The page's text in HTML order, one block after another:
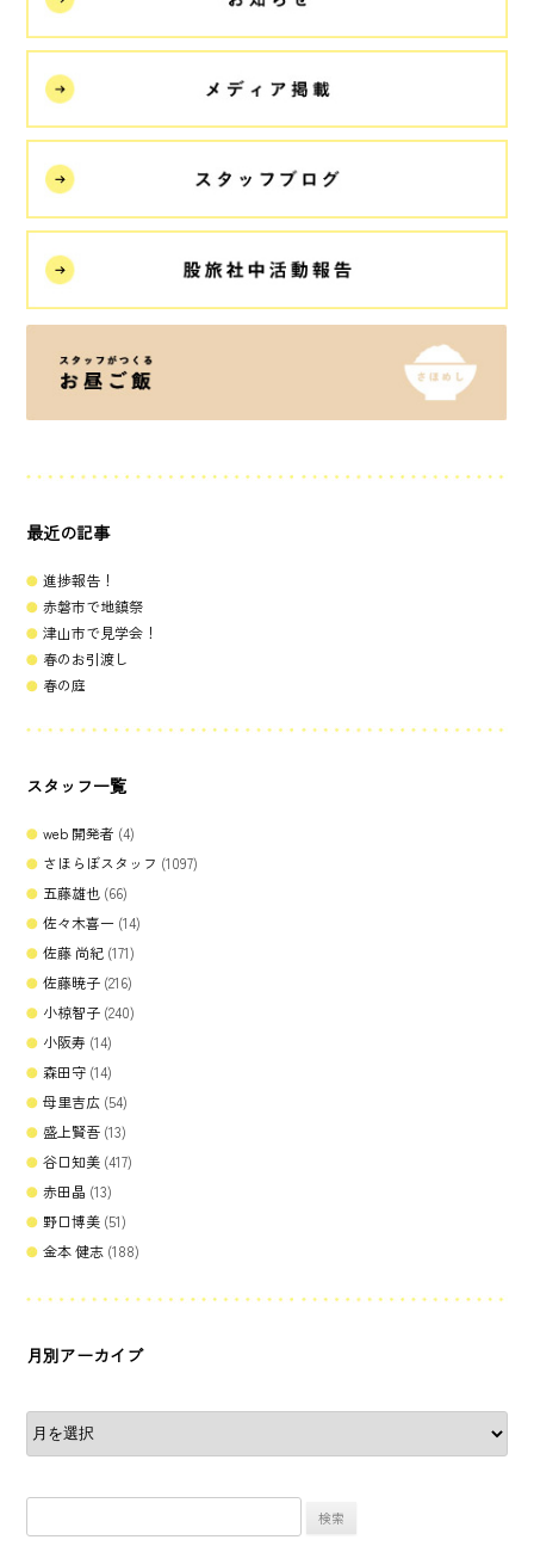
最近の記事
進捗報告！
赤磐市で地鎮祭
津山市で見学会！
春のお引渡し
春の庭
スタッフ一覧
web 開発者 (4)
さほらぼスタッフ (1097)
五藤雄也 (66)
佐々木喜一 (14)
佐藤 尚紀 (171)
佐藤暁子 (216)
小椋智子 (240)
小阪寿 (14)
森田守 (14)
母里吉広 (54)
盛上賢吾 (13)
谷口知美 (417)
赤田晶 (13)
野口博美 (51)
金本 健志 (188)
月別アーカイブ